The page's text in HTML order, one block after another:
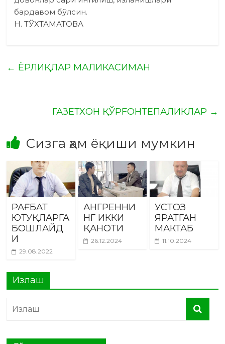
бардавом бўлсин.
Н. ТЎХТАМАТОВА
← ЁРЛИҚЛАР МАЛИКАСИМАН
ГАЗЕТХОН ҚЎРFОНТЕПАЛИКЛАР →
Сизга ҳам ёқиши мумкин
РАҒБАТ
ЮТУҚЛАРГА
БОШЛАЙД
И
29.08.2022
АНГРЕННИ
НГ ИККИ
ҚАНОТИ
26.12.2024
УСТОЗ
ЯРАТГАН
МАКТАБ
11.10.2024
Излаш